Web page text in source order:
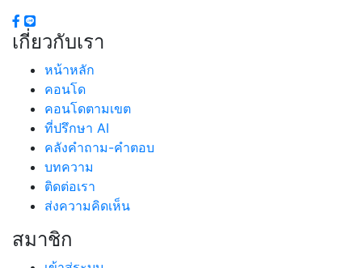
เกี่ยวกับเรา
หน้าหลัก
คอนโด
คอนโดตามเขต
ที่ปรึกษา AI
คลังคำถาม-คำตอบ
บทความ
ติดต่อเรา
ส่งความคิดเห็น
สมาชิก